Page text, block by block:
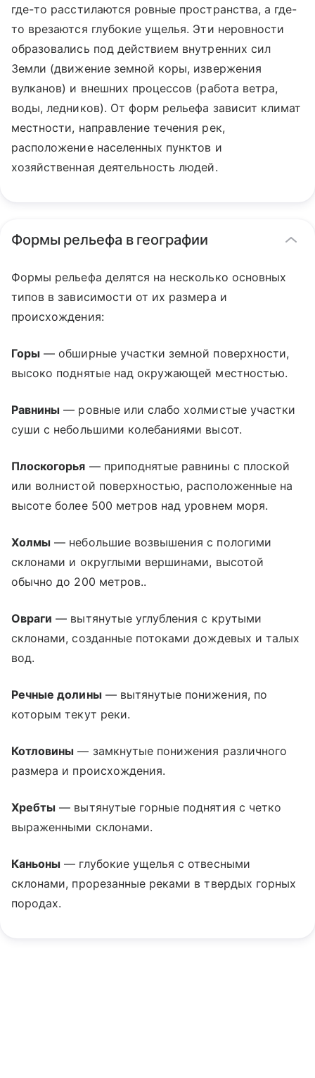
где-то расстилаются ровные пространства, а где-
то врезаются глубокие ущелья. Эти неровности
образовались под действием внутренних сил
Земли (движение земной коры, извержения
вулканов) и внешних процессов (работа ветра,
воды, ледников). От форм рельефа зависит климат
местности, направление течения рек,
расположение населенных пунктов и
хозяйственная деятельность людей.
Формы рельефа в географии
Формы рельефа делятся на несколько основных
типов в зависимости от их размера и
происхождения:
Горы — обширные участки земной поверхности,
высоко поднятые над окружающей местностью.
Равнины — ровные или слабо холмистые участки
суши с небольшими колебаниями высот.
Плоскогорья — приподнятые равнины с плоской
или волнистой поверхностью, расположенные на
высоте более 500 метров над уровнем моря.
Холмы — небольшие возвышения с пологими
склонами и округлыми вершинами, высотой
обычно до 200 метров..
Овраги — вытянутые углубления с крутыми
склонами, созданные потоками дождевых и талых
вод.
Речные долины — вытянутые понижения, по
которым текут реки.
Котловины — замкнутые понижения различного
размера и происхождения.
Хребты — вытянутые горные поднятия с четко
выраженными склонами.
Каньоны — глубокие ущелья с отвесными
склонами, прорезанные реками в твердых горных
породах.